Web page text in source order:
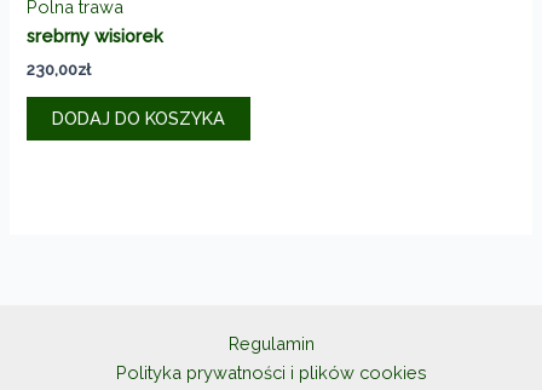
Polna trawa
srebrny wisiorek
230,00zł
DODAJ DO KOSZYKA
Regulamin
Polityka prywatności i plików cookies